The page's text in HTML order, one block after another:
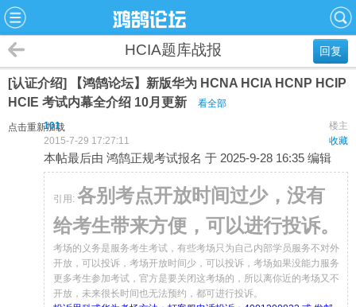
回复
HCIA题库战报
[认证介绍] 【鸿鹄论坛】新版华为 HCNA HCIA HCNP HCIP
HCIE 考试内幕全介绍 10月更新
看全部
点击重新加载 楼主
101
收藏
2015-7-29 17:27:11
本帖最后由 鸿鹄正规考试报名 于 2025-9-28 16:35 编辑
引用: 各别考点开放时间过少，没有
给考生带来方便，可以进行投诉。
考场的义务是服务考生考试，有些考场只为自己内部学员服务不对外
开放，可以投诉，考场开放时间少，可以投诉，考场如果没能力服务
更多考生参加考试，官方是要关闭这考场的，所以离你近的考场又不
开放，未来很长时间也无法预约，都可进行投诉。